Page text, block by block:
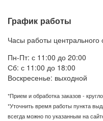
График работы
Часы работы
Пн-Пт: с 11:00 до 20:00
Сб: с 11:00 до 18:00
Воскресенье: выходной
*Прием и обработка заказов -
*Уточнить время работы пункта
всегда можно по указанным на